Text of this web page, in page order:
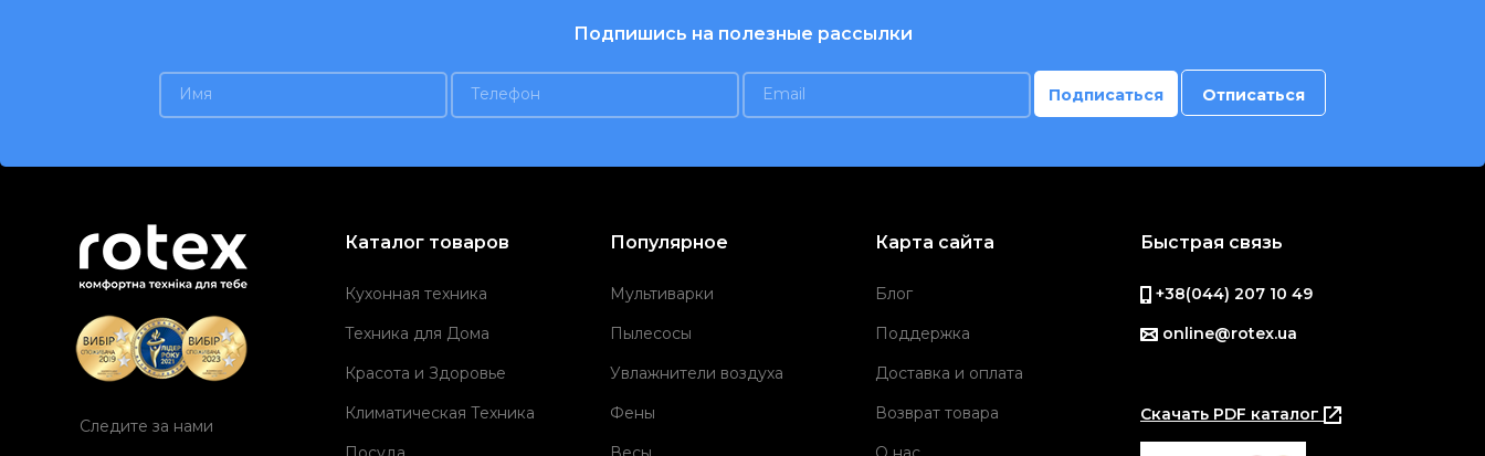
Подпишись на полезные рассылки
Следите за нами
Каталог товаров
Кухонная техника
Техника для Дома
Красота и Здоровье
Климатическая Техника
Популярное
Мультиварки
Пылесосы
Увлажнители воздуха
Фены
Карта сайта
Блог
Поддержка
Доставка и оплата
Возврат товара
Быстрая связь
+38(044) 207 10 49
online@rotex.ua
Скачать PDF каталог